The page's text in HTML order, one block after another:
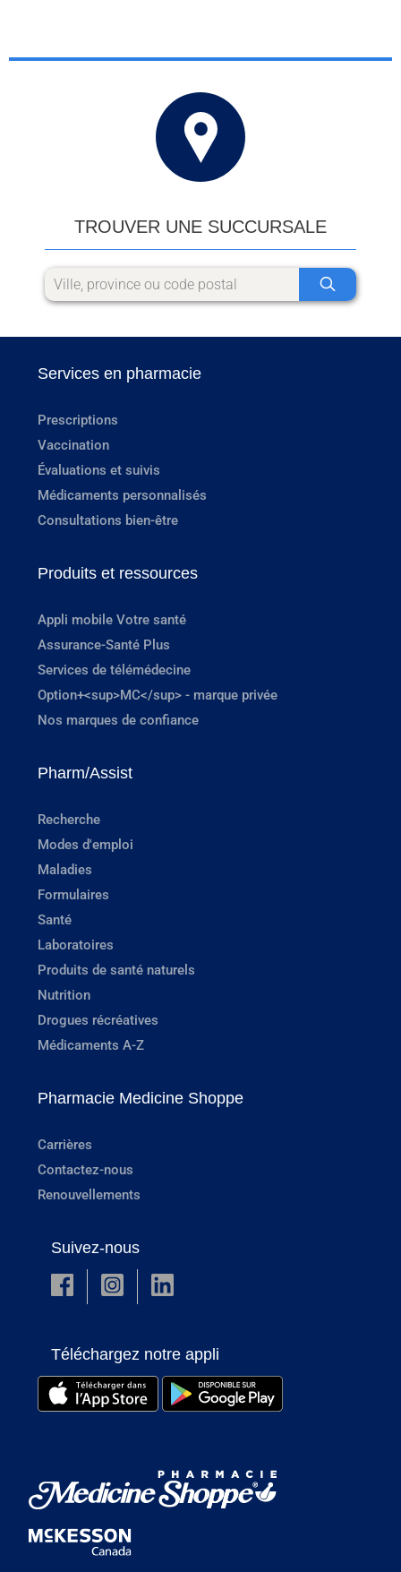
TROUVER UNE SUCCURSALE
Services en pharmacie
Prescriptions
Vaccination
Évaluations et suivis
Médicaments personnalisés
Consultations bien-être
Produits et ressources
Appli mobile Votre santé
Assurance-Santé Plus
Services de télémédecine
Option+<sup>MC</sup> - marque privée
Nos marques de confiance
Pharm/Assist
Recherche
Modes d'emploi
Maladies
Formulaires
Santé
Laboratoires
Produits de santé naturels
Nutrition
Drogues récréatives
Médicaments A-Z
Pharmacie Medicine Shoppe
Carrières
Contactez-nous
Renouvellements
Suivez-nous
Téléchargez notre appli